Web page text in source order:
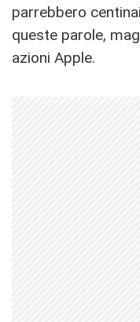
parrebbero
queste parole,
azioni Apple.